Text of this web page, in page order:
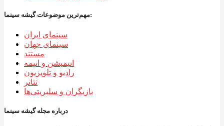
مهم‌ترین موضوعات گیشه سینما:
سینمای ایران
سینمای جهان
مستند
انیمیشن و انیمه
رادیو و تلویزیون
تئاتر
بازیگران و سلبریتی‌ها
درباره مجله گیشه سینما